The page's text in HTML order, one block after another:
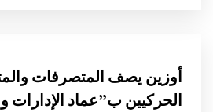
أوزين يصف المتصرفات
الحركيين ب”عماد